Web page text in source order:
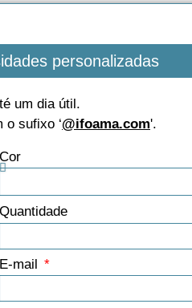
personalizadas
um dia útil.
o sufixo ‘@ifoama.com'.
Cor
Quantidade
E-mail